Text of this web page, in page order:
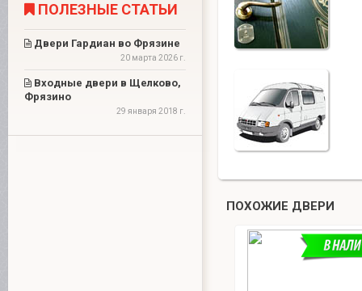
ПОЛЕЗНЫЕ СТАТЬИ
Двери Гардиан во Фрязине
20 марта 2026 г.
Входные двери в Щелково,
Фрязино
29 января 2018 г.
ПОХОЖИЕ ДВЕРИ